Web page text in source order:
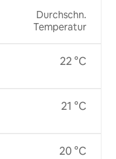
Durchschn.
Temperatur
22 °C
21 °C
20 °C